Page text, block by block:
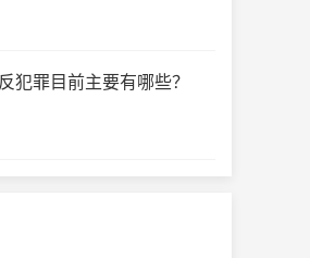
犯罪目前主要有哪些？